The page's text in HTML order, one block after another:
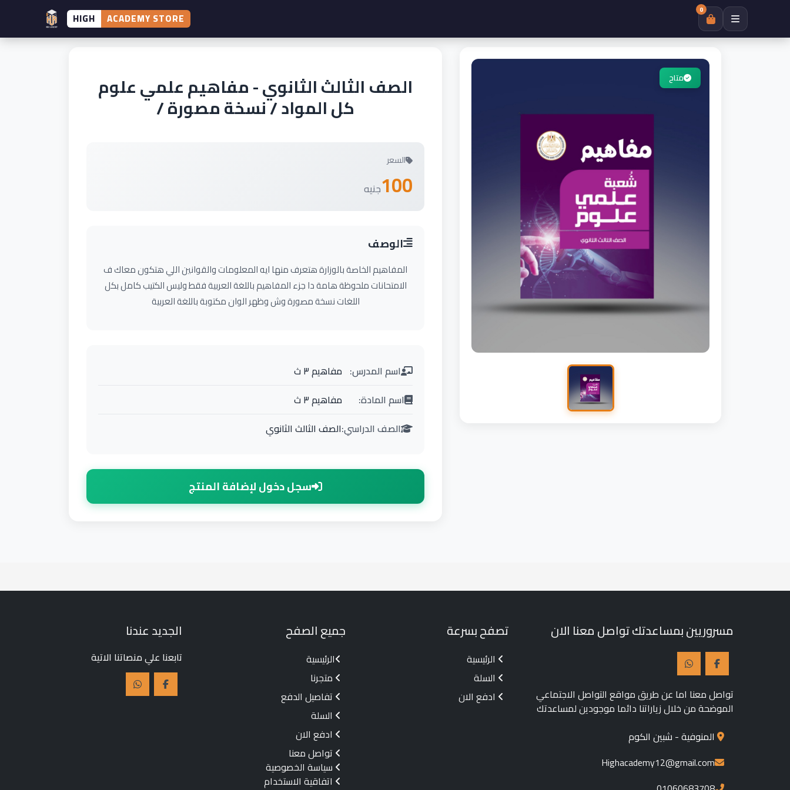
HIGH ACADEMY STORE
0
متاح الصف الثالث الثانوي - مفاهيم علمي علوم
كل المواد / نسخة مصورة /
السعر
100جنيه
الوصف
المفاهيم الخاصة بالوزارة هتعرف منها ايه المعلومات والقوانين اللي هتكون معاك ف
الامتحانات ملحوظة هامة دا جزء المفاهيم باللغة العربية فقط وليس الكتيب كامل بكل
اللغات نسخة مصورة وش وظهر الوان مكتوبة باللغة العربية
اسم المدرس: مفاهيم ٣ ث
اسم المادة:
مفاهيم ٣ ث
الصف الدراسي:الصف الثالث الثانوي
سجل دخول لإضافة المنتج
مسروريين بمساعدتك تواصل معنا الان
تواصل معنا اما عن طريق مواقع التواصل الاجتماعي
الموضحة من خلال زياراتنا دائما موجودين لمساعدتك
المنوفية - شبين الكوم
Highacademy12@gmail.com
تصفح بسرعة
الرئيسية
السلة
ادفع الان
جميع الصفح
الرئيسية
متجرنا
تفاصيل الدفع
السلة
ادفع الان
تواصل معنا
سياسة الخصوصية
اتفاقية الاستخدام
الجديد عندنا
تابعنا علي منصاتنا الاتية